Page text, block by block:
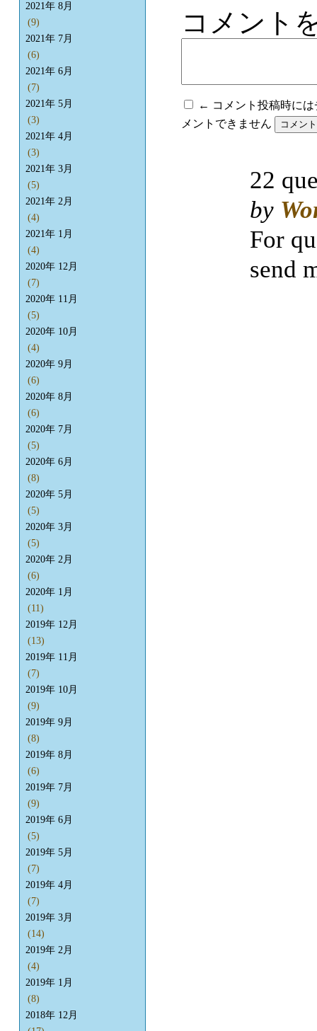
コメント
← コメント投稿時に
メントできません
2021年 8月
(9)
2021年 7月
(6)
2021年 6月
(7)
2021年 5月
(3)
2021年 4月
(3)
2021年 3月
(5)
2021年 2月
(4)
2021年 1月
(4)
2020年 12月
(7)
2020年 11月
(5)
2020年 10月
(4)
2020年 9月
(6)
2020年 8月
(6)
2020年 7月
(5)
2020年 6月
(8)
2020年 5月
(5)
2020年 3月
(5)
2020年 2月
(6)
2020年 1月
(11)
2019年 12月
(13)
2019年 11月
(7)
2019年 10月
(9)
2019年 9月
(8)
2019年 8月
(6)
2019年 7月
(9)
2019年 6月
(5)
2019年 5月
(7)
2019年 4月
(7)
2019年 3月
(14)
2019年 2月
(4)
2019年 1月
(8)
2018年 12月
22
by
For
send